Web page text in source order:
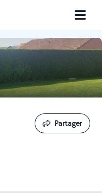
Partager
Partager